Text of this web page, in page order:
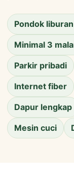
Pondok
Minimal 3
Parkir pribadi
Internet fiber
Dapur lengkap
Mesin cuci